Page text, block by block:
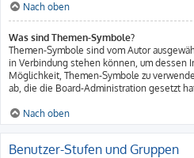
Nach oben
Was sind Themen-Symbole?
Themen-Symbole sind vom Autor
in Verbindung stehen können, um dessen
Möglichkeit, Themen-Symbole zu
ab, die die Board-Administration gesetzt
Nach oben
Benutzer-Stufen und Gruppen